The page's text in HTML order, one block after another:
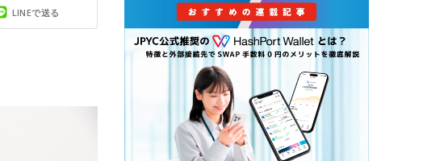
LINEで送る